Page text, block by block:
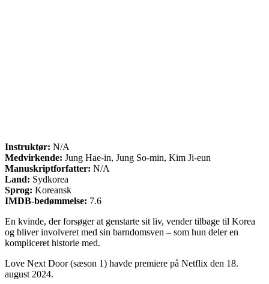
Instruktør: N/A
Medvirkende: Jung Hae-in, Jung So-min, Kim Ji-eun
Manuskriptforfatter: N/A
Land: Sydkorea
Sprog: Koreansk
IMDB-bedømmelse: 7.6
En kvinde, der forsøger at genstarte sit liv, vender tilbage til Korea
og bliver involveret med sin barndomsven – som hun deler en
kompliceret historie med.
Love Next Door (sæson 1) havde premiere på Netflix den 18.
august 2024.